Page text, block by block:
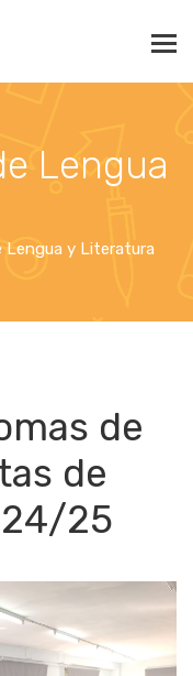
Lengua
y Literatura
de
de
25